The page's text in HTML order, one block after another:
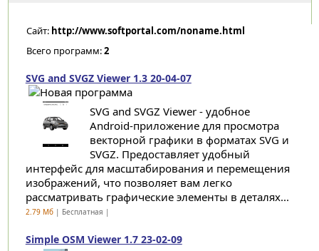
Сайт: http://www.softportal.com/noname.html
Всего программ:2
SVG and SVGZ Viewer 1.3 20-04-07
SVG and SVGZ Viewer - удобное
Android-приложение для просмотра
векторной графики в форматах SVG и
SVGZ. Предоставляет удобный
интерфейс для масштабирования и перемещения
изображений, что позволяет вам легко
рассматривать графические элементы в деталях...
2.79 Мб| Бесплатная |
Simple OSM Viewer 1.7 23-02-09